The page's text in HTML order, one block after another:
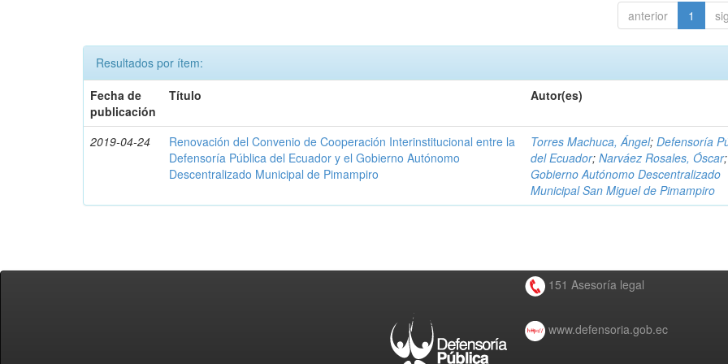
anterior 1
Resultados por ítem:
Fecha de
publicación
Título Autor(es)
2019-04-24
Renovación del Convenio de Cooperación Interinstitucional entre la
Defensoría Pública del Ecuador y el Gobierno Autónomo
Descentralizado Municipal de Pimampiro
Torres Machuca, Ángel;Defensoría
del Ecuador;Narváez Rosales, Óscar;
Gobierno Autónomo Descentralizado
Municipal San Miguel de Pimampiro
151 Asesoría legal
www.defensoria.gob.ec